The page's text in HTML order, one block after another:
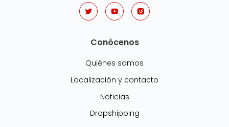
Conócenos
Quiénes somos
Localización y contacto
Noticias
Dropshipping